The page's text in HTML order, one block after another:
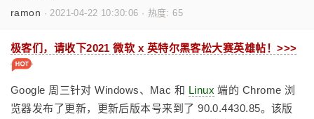
ramon ·2021-04-22 10:30:06 · 热度: 65
极客们，请收下2021 微软 x 英特尔黑客松大赛英雄帖！>>>
Google 周三针对 Windows、Mac 和 Linux 端的 Chrome 浏
览器发布了更新，更新后版本号来到了 90.0.4430.85。该版